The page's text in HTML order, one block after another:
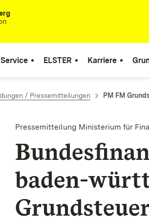
Service ELSTER Karriere
/ Pressemitteilungen PM FM
Pressemitteilung Ministerium für
baden-